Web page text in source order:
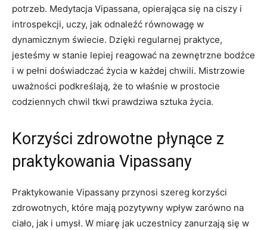
potrzeb. Medytacja Vipassana, ⁣opierająca się ⁣na ciszy i​
introspekcji, uczy, ⁣jak odnaleźć równowagę w
dynamicznym⁤ świecie. Dzięki regularnej praktyce,
jesteśmy w stanie lepiej reagować na zewnętrzne bodźce
i w ‌pełni‍ doświadczać życia⁤ w każdej chwili. Mistrzowie
⁢uważności podkreślają,⁣ że to właśnie w prostocie
codziennych chwil tkwi prawdziwa sztuka⁤ życia.
Korzyści zdrowotne ​płynące z
praktykowania Vipassany
Praktykowanie Vipassany przynosi ⁣szereg korzyści
zdrowotnych, które mają pozytywny​ wpływ zarówno na
ciało, ‌jak i umysł. W miarę jak ⁤uczestnicy zanurzają się ⁤w⁣